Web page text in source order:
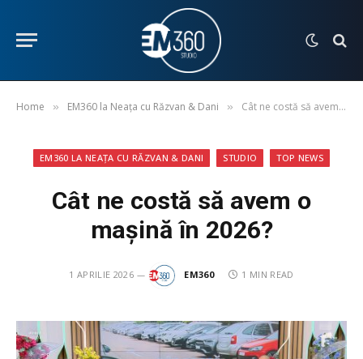
Home » EM360 la Neața cu Răzvan & Dani » Cât ne costă să avem o mașină în 2026?
EM360 LA NEAȚA CU RĂZVAN & DANI STUDIO TOP NEWS
Cât ne costă să avem o
mașină în 2026?
1 APRILIE 2026 EM360 1 MIN READ